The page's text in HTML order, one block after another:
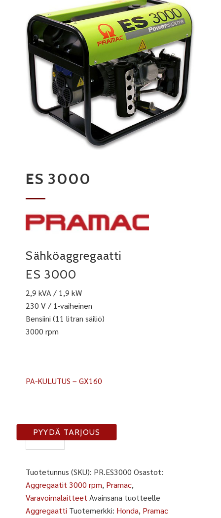
ES 3000
Sähköaggregaatti
ES 3000
2,9 kVA / 1,9 kW
230 V / 1-vaiheinen
Bensiini (11 litran säiliö)
3000 rpm
PA-KULUTUS – GX160
ES
3000
PYYDÄ TARJOUS
Tuotetunnus (SKU): PR.ES3000 Osastot:
Aggregaatit 3000 rpm, Pramac,
Varavoimalaitteet Avainsana tuotteelle
Aggregaatti Tuotemerkki: Honda, Pramac